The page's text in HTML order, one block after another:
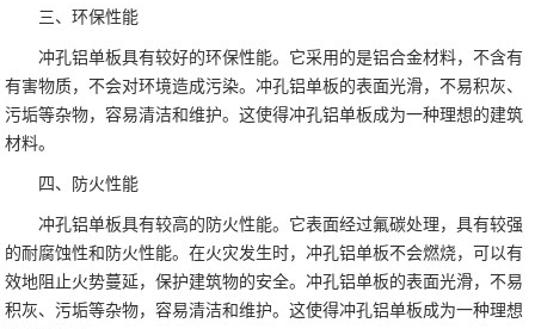
三、环保性能
冲孔铝单板具有较好的环保性能。它采用的是铝合金材料，不含有
有害物质，不会对环境造成污染。冲孔铝单板的表面光滑，不易积灰、
污垢等杂物，容易清洁和维护。这使得冲孔铝单板成为一种理想的建筑
材料。
四、防火性能
冲孔铝单板具有较高的防火性能。它表面经过氟碳处理，具有较强
的耐腐蚀性和防火性能。在火灾发生时，冲孔铝单板不会燃烧，可以有
效地阻止火势蔓延，保护建筑物的安全。冲孔铝单板的表面光滑，不易
积灰、污垢等杂物，容易清洁和维护。这使得冲孔铝单板成为一种理想